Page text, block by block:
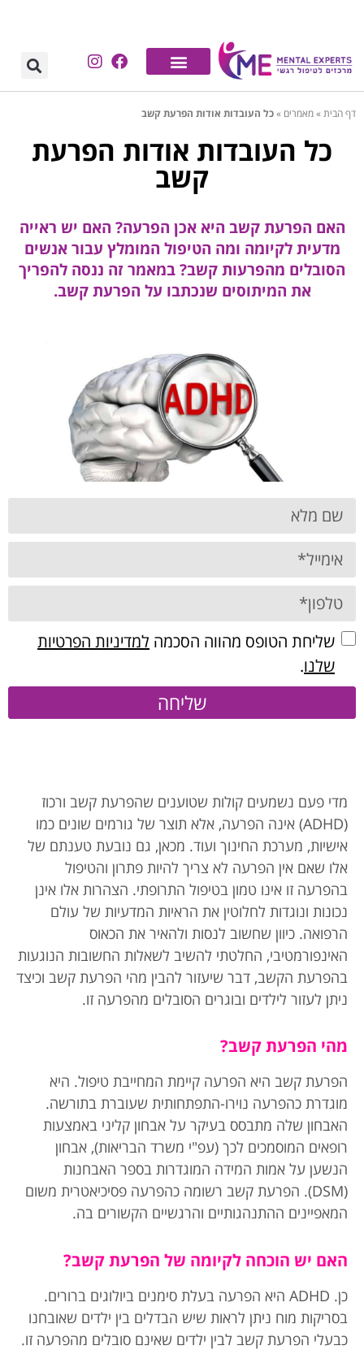
דף הבית»מאמרים »כל העובדות אודות הפרעת קשב
כל העובדות אודות הפרעת
קשב
האם הפרעת קשב היא אכן הפרעה? האם יש ראייה
מדעית לקיומה ומה הטיפול המומלץ עבור אנשים
הסובלים מהפרעות קשב? במאמר זה ננסה להפריך
את המיתוסים שנכתבו על הפרעת קשב.
שליחת הטופס מהווה הסכמה למדיניות הפרטיות
שלנו.
שליחה
מדי פעם נשמעים קולות שטוענים שהפרעת קשב ורכוז
(ADHD) אינה הפרעה, אלא תוצר של גורמים שונים כמו
אישיות, מערכת החינוך ועוד. מכאן, גם נובעת טענתם של
אלו שאם אין הפרעה לא צריך להיות פתרון והטיפול
בהפרעה זו אינו טמון בטיפול התרופתי. הצהרות אלו אינן
נכונות ונוגדות לחלוטין את הראיות המדעיות של עולם
הרפואה. כיוון שחשוב לנסות ולהאיר את הכאוס
האינפורמטיבי, החלטתי להשיב לשאלות החשובות הנוגעות
בהפרעת הקשב, דבר שיעזור להבין מהי הפרעת קשב וכיצד
ניתן לעזור לילדים ובוגרים הסובלים מהפרעה זו.
מהי הפרעת קשב?
הפרעת קשב היא הפרעה קיימת המחייבת טיפול. היא
מוגדרת כהפרעה נוירו-התפתחותית שעוברת בתורשה.
האבחון שלה מתבסס בעיקר על אבחון קליני באמצעות
רופאים המוסמכים לכך (עפ"י משרד הבריאות), אבחון
הנשען על אמות המידה המוגדרות בספר האבחנות
(DSM). הפרעת קשב רשומה כהפרעה פסיכיאטרית משום
המאפיינים ההתנהגותיים והרגשיים הקשורים בה.
האם יש הוכחה לקיומה של הפרעת קשב?
כן. ADHD היא הפרעה בעלת סימנים ביולוגים ברורים.
בסריקות מוח ניתן לראות שיש הבדלים בין ילדים שאובחנו
כבעלי הפרעת קשב לבין ילדים שאינם סובלים מהפרעה זו.